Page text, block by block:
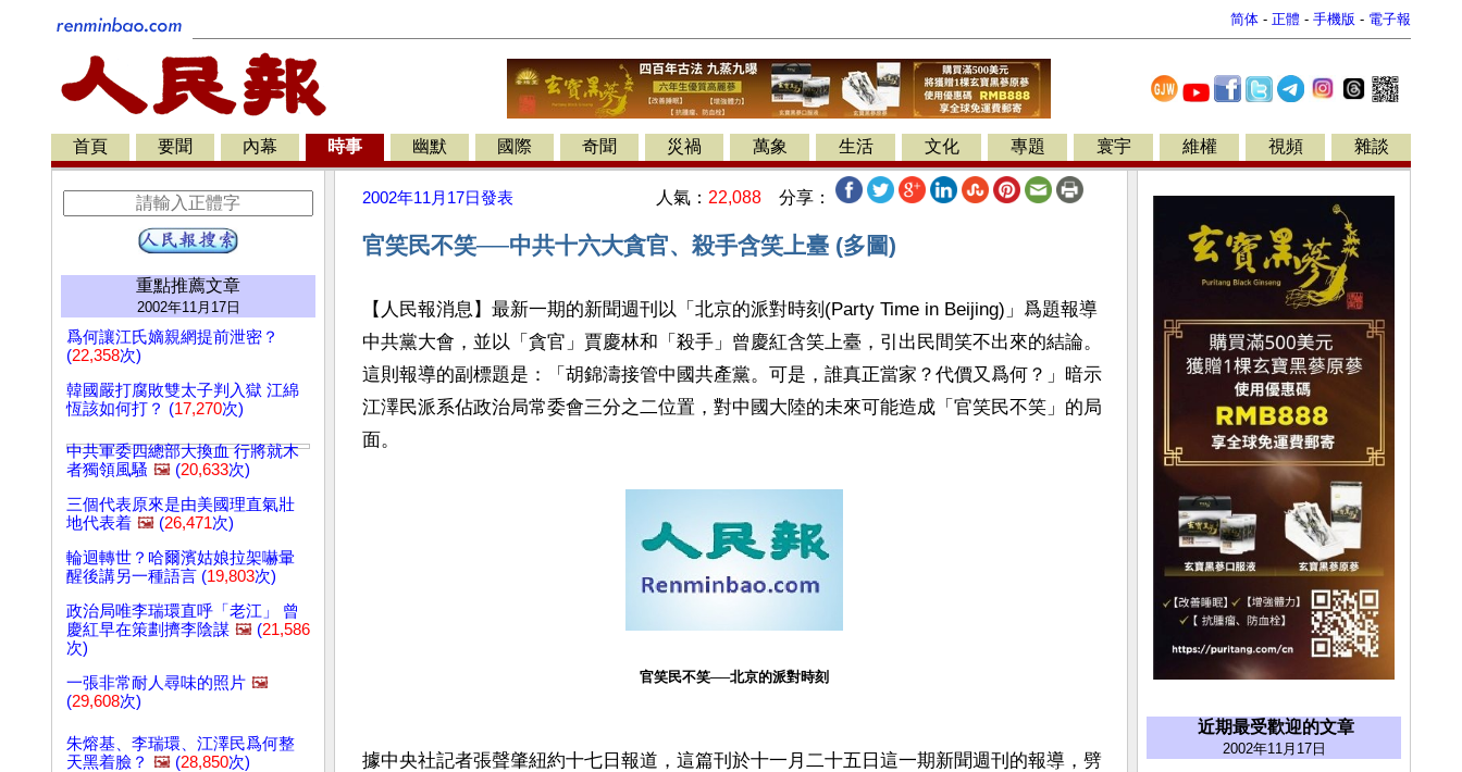
简体 - 正體 - 手機版 - 電子報
首頁 要聞 內幕 時事 幽默 國際 奇聞 災禍 萬象 生活 文化 專題 寰宇 維權 視頻 雜談
重點推薦文章
2002年11月17日
爲何讓江氏嫡親網提前泄密？
(22,358次)
韓國嚴打腐敗雙太子判入獄 江綿
恆該如何打？ (17,270次)
中共軍委四總部大換血 行將就木
者獨領風騷 🖼️ (20,633次)
三個代表原來是由美國理直氣壯
地代表着 🖼️ (26,471次)
輪迴轉世？哈爾濱姑娘拉架嚇暈
醒後講另一種語言 (19,803次)
政治局唯李瑞環直呼「老江」 曾
慶紅早在策劃擠李陰謀 🖼️ (21,586
次)
一張非常耐人尋味的照片 🖼️
(29,608次)
朱熔基、李瑞環、江澤民爲何整
天黑着臉？ 🖼️ (28,850次)
2002年11月17日發表 人氣： 22,088 分享：
官笑民不笑──中共十六大貪官、殺手含笑上臺 (多圖)
【人民報消息】最新一期的新聞週刊以「北京的派對時刻(Party Time in Beijing)」爲題報導
中共黨大會，並以「貪官」賈慶林和「殺手」曾慶紅含笑上臺，引出民間笑不出來的結論。
這則報導的副標題是：「胡錦濤接管中國共產黨。可是，誰真正當家？代價又爲何？」暗示
江澤民派系佔政治局常委會三分之二位置，對中國大陸的未來可能造成「官笑民不笑」的局
面。
官笑民不笑──北京的派對時刻
據中央社記者張聲肇紐約十七日報道，這篇刊於十一月二十五日這一期新聞週刊的報導，劈
近期最受歡迎的文章
2002年11月17日